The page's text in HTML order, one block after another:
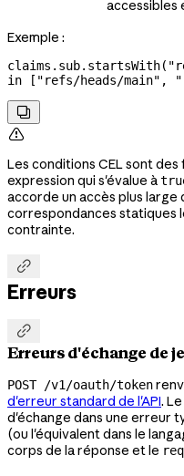
accessibles
Exemple :
in ["refs/heads/main",


Les conditions CEL sont
expression qui s'évalue à
accorde un accès plus large
correspondances statiques
contrainte.

Erreurs

Erreurs d'échange de
POST /v1/oauth/token
d'erreur standard de l'API.
d'échange dans une erreur
(ou l'équivalent dans le
corps de la réponse et le